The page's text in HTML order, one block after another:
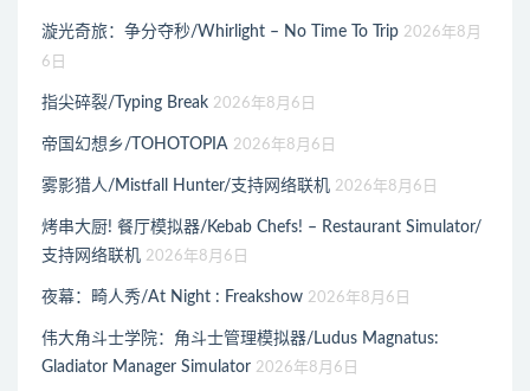
漩光奇旅：争分夺秒/Whirlight – No Time To Trip 2026年8月
6日
指尖碎裂/Typing Break 2026年8月6日
帝国幻想乡/TOHOTOPIA 2026年8月6日
雾影猎人/Mistfall Hunter/支持网络联机 2026年8月6日
烤串大厨! 餐厅模拟器/Kebab Chefs! – Restaurant Simulator/
支持网络联机 2026年8月6日
夜幕：畸人秀/At Night : Freakshow 2026年8月6日
伟大角斗士学院：角斗士管理模拟器/Ludus Magnatus:
Gladiator Manager Simulator 2026年8月6日